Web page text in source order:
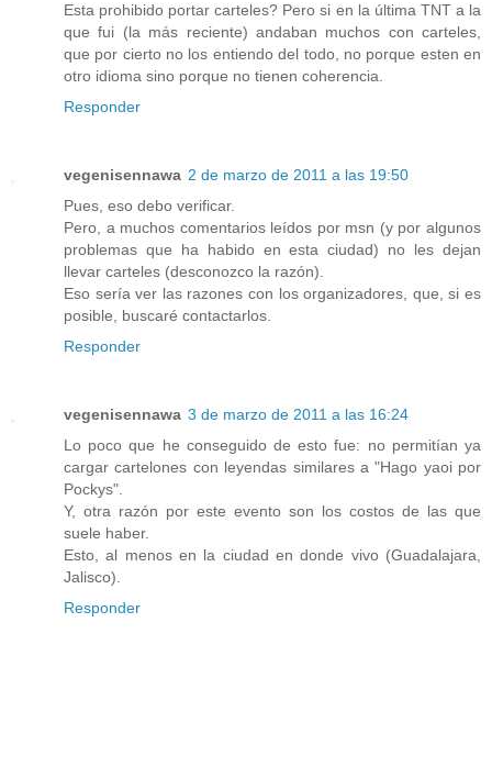
Esta prohibido portar carteles? Pero si en la última TNT a la
que fui (la más reciente) andaban muchos con carteles,
que por cierto no los entiendo del todo, no porque esten en
otro idioma sino porque no tienen coherencia.
Responder
vegenisennawa 2 de marzo de 2011 a las 19:50
Pues, eso debo verificar.
Pero, a muchos comentarios leídos por msn (y por algunos
problemas que ha habido en esta ciudad) no les dejan
llevar carteles (desconozco la razón).
Eso sería ver las razones con los organizadores, que, si es
posible, buscaré contactarlos.
Responder
vegenisennawa 3 de marzo de 2011 a las 16:24
Lo poco que he conseguido de esto fue: no permitían ya
cargar cartelones con leyendas similares a "Hago yaoi por
Pockys".
Y, otra razón por este evento son los costos de las que
suele haber.
Esto, al menos en la ciudad en donde vivo (Guadalajara,
Jalisco).
Responder